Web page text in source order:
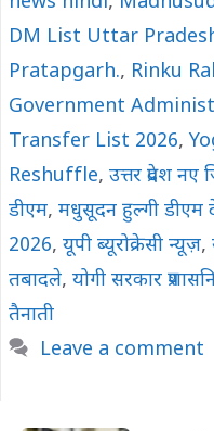
DM List Uttar
Pratapgarh., Rinku
Government
Transfer List 2026,
Reshuffle, उत्तर प्रदेश नए
डीएम, मधुसूदन हुल्गी डीएम
2026, यूपी ब्यूरोक्रेसी न्यूज़,
तबादले, योगी सरकार
तैनाती
Leave a comment